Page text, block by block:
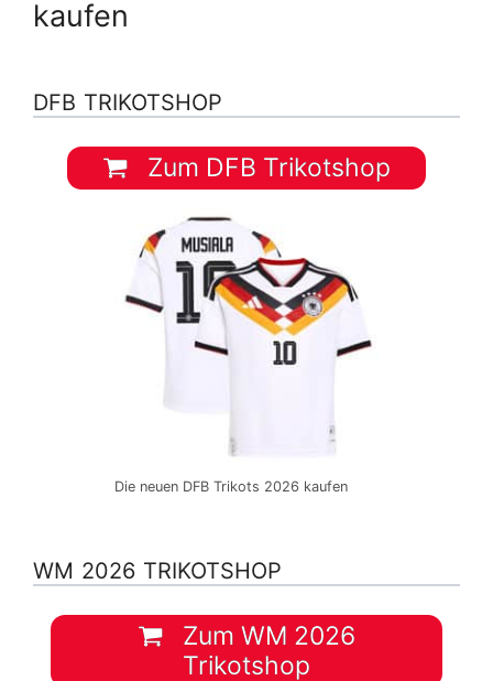
kaufen
DFB TRIKOTSHOP
Zum DFB Trikotshop
Die neuen DFB Trikots 2026 kaufen
WM 2026 TRIKOTSHOP
Zum WM 2026
Trikotshop